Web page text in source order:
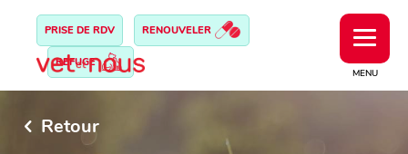
MENU
PRISE DE RDV RENOUVELER
REFUGE
Retour